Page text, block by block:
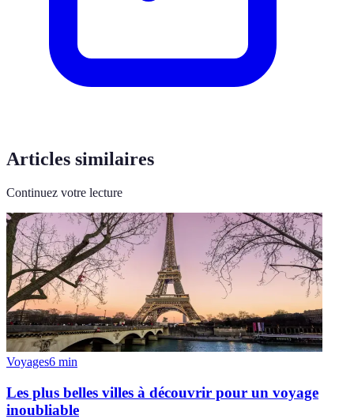
Articles similaires
Continuez votre lecture
Voyages6 min
Les plus belles villes à découvrir pour un voyage
inoubliable